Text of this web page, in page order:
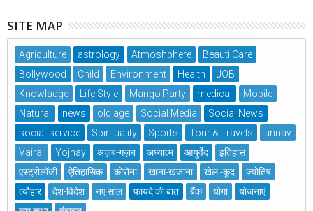
SITE MAP
Agriculture astrology Atmoshphere
Beauti Care
Bollywood
Child Environment Health
JOB
Knowladge
Life Style Mango Party medical
Mobile
Natural
news old age Social Media
Social News
social-service
Spirituality Sports Tour & Travels
unnav
Vairal
Yojnay अज़ब-गज़ब अध्यात्म आयुर्वेद
इतिहास
एस्ट्रोलॉजी
ऐतिहासिक कोरोना खाना-खजाना खेल -कूद
ज्योतिष
त्यौहार
देश-विदेश नए साल फायदे की बात बैंक योगा
योजनाएं